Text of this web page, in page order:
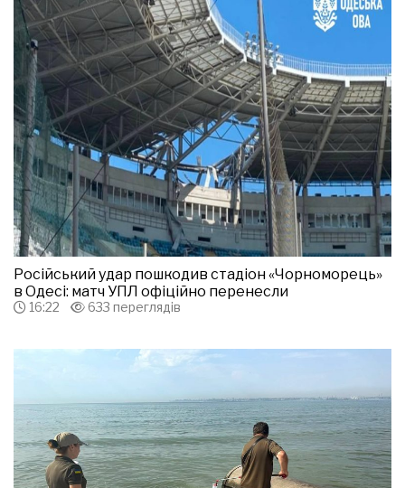
Російський удар пошкодив стадіон «Чорноморець»
в Одесі: матч УПЛ офіційно перенесли
16:22 633 переглядів